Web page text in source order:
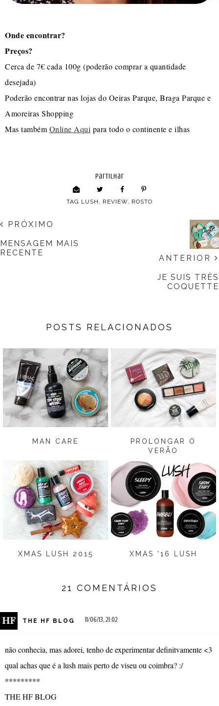
Onde encontrar?
Preços?
Cerca de 7€ cada 100g (poderão comprar a quantidade
desejada)
Poderão encontrar nas lojas do Oeiras Parque, Braga Parque e
Amoreiras Shopping
Mas tambémOnline Aqui para todo o continente e ilhas
partilhar
TAG LUSH , REVIEW, ROSTO
ANTERIOR
JE SUIS TRÈS
COQUETTE
PRÓXIMO
MENSAGEM MAIS
RECENTE
POSTS RELACIONADOS
MAN CARE
PROLONGAR O
VERÃO
XMAS LUSH 2015 XMAS '16 LUSH
21 COMENTÁRIOS
THE HF BLOG 11/06/13, 21:02
não conhecia, mas adorei, tenho de experimentar definitvamente <3
qual achas que é a lush mais perto de viseu ou coimbra? :/
*********
THE HF BLOG